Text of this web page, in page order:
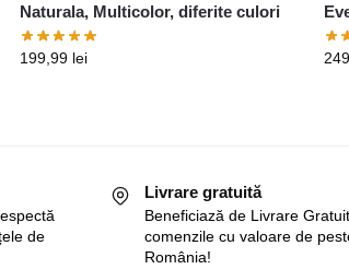
Naturala, Multicolor, diferite culori
199,99 lei
de
Livrare gratuită
Beneficiază de Livrare
comenzile cu valoare de
România!